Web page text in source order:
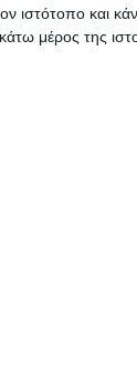
ιστότοπο και
μέρος της
την